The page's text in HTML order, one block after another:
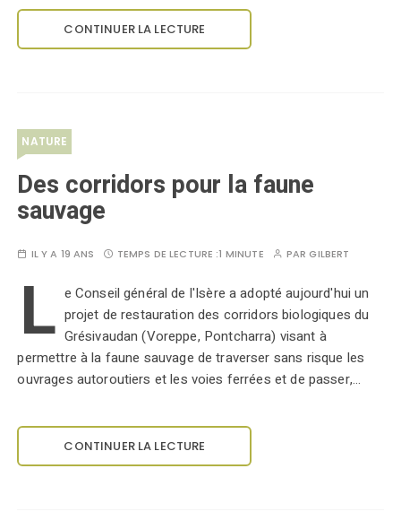
CONTINUER LA LECTURE
NATURE
Des corridors pour la faune
sauvage
IL Y A 19 ANS TEMPS DE LECTURE :1 MINUTE PARGILBERT
L e Conseil général de l'Isère a adopté aujourd'hui un
projet de restauration des corridors biologiques du
Grésivaudan (Voreppe, Pontcharra) visant à
permettre à la faune sauvage de traverser sans risque les
ouvrages autoroutiers et les voies ferrées et de passer,…
CONTINUER LA LECTURE